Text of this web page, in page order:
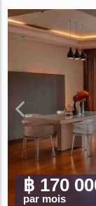
฿ 170
par mois